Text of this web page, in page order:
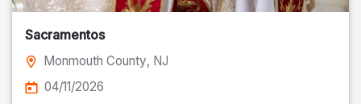
Sacramentos
Monmouth County, NJ
04/11/2026